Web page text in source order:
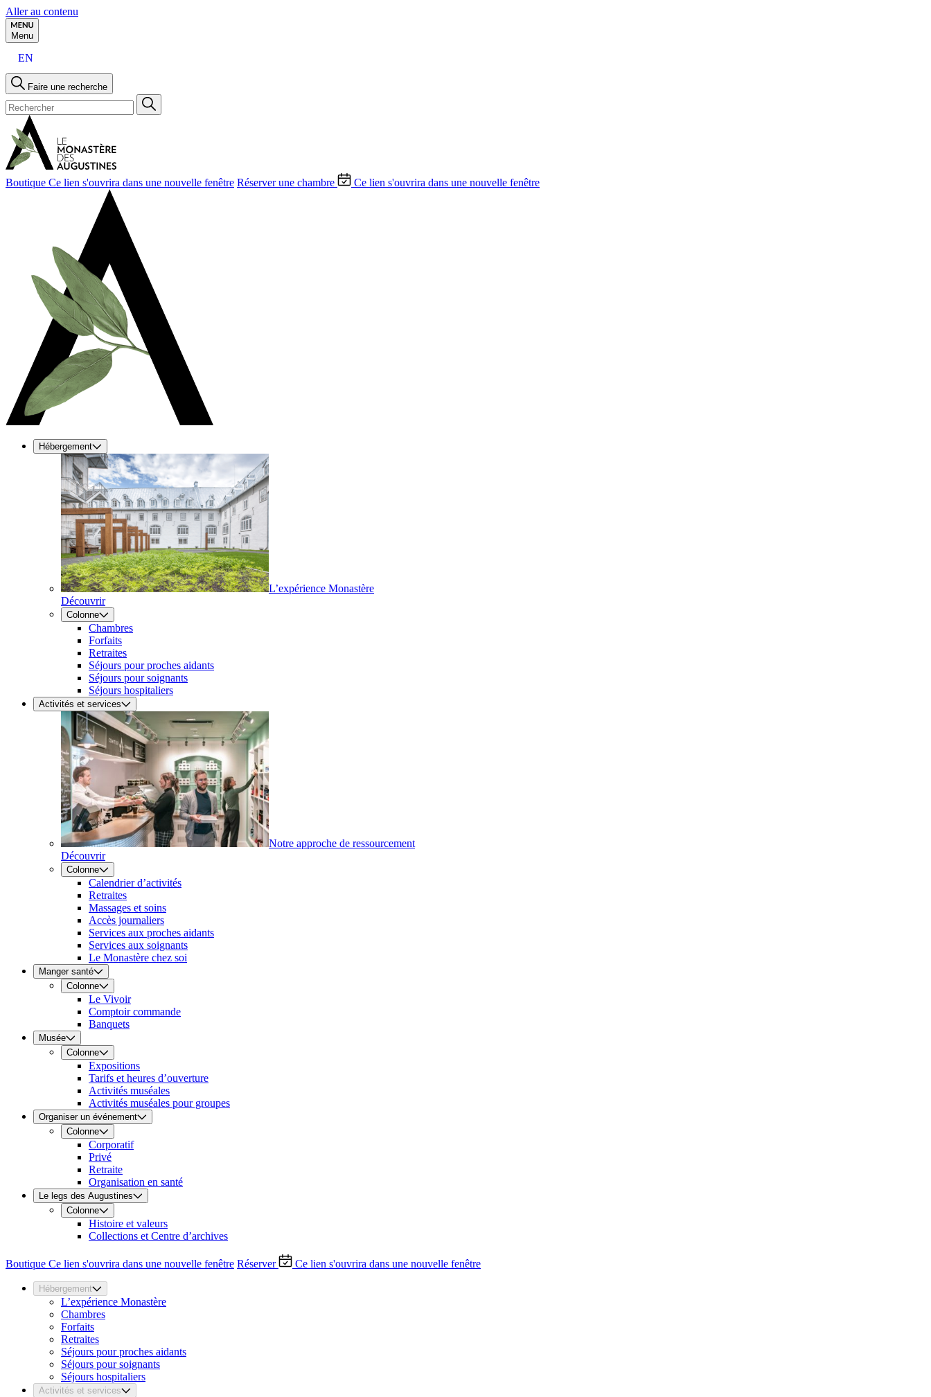
Aller au contenu
Menu
EN
Faire une recherche
Boutique Ce lien s'ouvrira dans une nouvelle fenêtre Réserver une chambre Ce lien s'ouvrira dans une nouvelle fenêtre
Hébergement
L’expérience Monastère
Découvrir
Colonne
Chambres
Forfaits
Retraites
Séjours pour proches aidants
Séjours pour soignants
Séjours hospitaliers
Activités et services
Notre approche de ressourcement
Découvrir
Colonne
Calendrier d’activités
Retraites
Massages et soins
Accès journaliers
Services aux proches aidants
Services aux soignants
Le Monastère chez soi
Manger santé
Colonne
Le Vivoir
Comptoir commande
Banquets
Musée
Colonne
Expositions
Tarifs et heures d’ouverture
Activités muséales
Activités muséales pour groupes
Organiser un événement
Colonne
Corporatif
Privé
Retraite
Organisation en santé
Le legs des Augustines
Colonne
Histoire et valeurs
Collections et Centre d’archives
Boutique Ce lien s'ouvrira dans une nouvelle fenêtre Réserver Ce lien s'ouvrira dans une nouvelle fenêtre
Hébergement
L’expérience Monastère
Chambres
Forfaits
Retraites
Séjours pour proches aidants
Séjours pour soignants
Séjours hospitaliers
Activités et services